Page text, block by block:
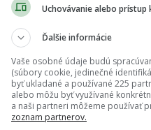
Uchovávanie alebo
Ďalšie informácie
Vaše osobné údaje budú
(súbory cookie, jedinečné
byť ukladané a používané 225
alebo môžu byť využívané
a naši partneri môžeme používať
zoznam partnerov.